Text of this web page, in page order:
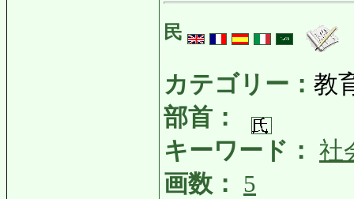
民
カテゴリー： 教
部首：
キーワード： 社
画数：
5